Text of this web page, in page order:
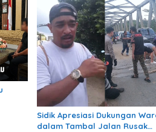
Sidik Apresiasi Dukungan
dalam Tambal Jalan Rusak